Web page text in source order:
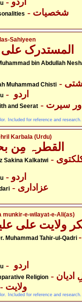
- شخصیات
Sahiyeen
bin Abdullah
Muhammad Chisti
and Seerat سیرت
Included for reference and research.
Karbala (Urdu)
القطرہ مِن
Sakina Kalkatwi
- اردو
- عزاداری
munkir-e-wilayat-e-Ali(as)
Muhammad Tahir-ul-Qadri - پروفیسر ڈاکٹر محمّد طاہر
Religion ادیان
- ولایت
Included for reference and research.